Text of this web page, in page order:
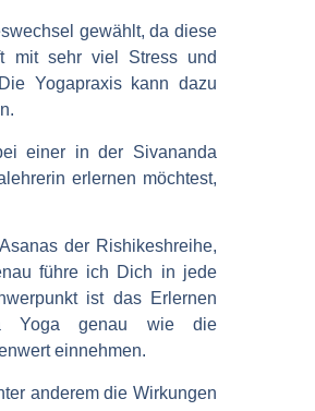
gewählt, da diese
mit sehr viel Stress und
Yogapraxis kann dazu
einer in der Sivananda
erlernen möchtest,
der Rishikeshreihe,
führe ich Dich in jede
ist das Erlernen
Yoga genau wie die
einnehmen.
anderem die Wirkungen